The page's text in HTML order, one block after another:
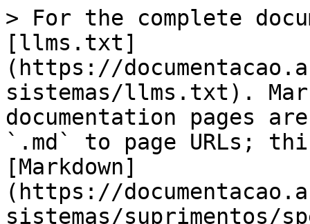
> For the complete
[llms.txt]
(https://
sistemas/llms.txt).
documentation pages
`.md` to page URLs;
[Markdown]
(https://
sistemas/suprimentos/